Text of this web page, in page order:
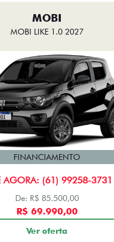
MOBI
MOBI LIKE 1.0 2027
AGORA: (61) 99258-3731
FINANCIAMENTO
De: R$ 85.500,00
R$ 69.990,00
Ver oferta